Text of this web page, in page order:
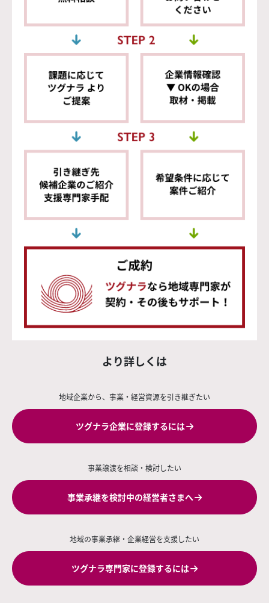
より詳しくは
地域企業から、事業・経営資源を引き継ぎたい
ツグナラ企業に登録するには
事業譲渡を相談・検討したい
事業承継を検討中の経営者さまへ
地域の事業承継・企業経営を支援したい
ツグナラ専門家に登録するには